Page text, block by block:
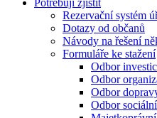
Potřebuji zjistit
Rezervační systém
Dotazy od občanů
Návody na řešení
Formuláře ke stažení
Odbor investic
Odbor
Odbor
Odbor